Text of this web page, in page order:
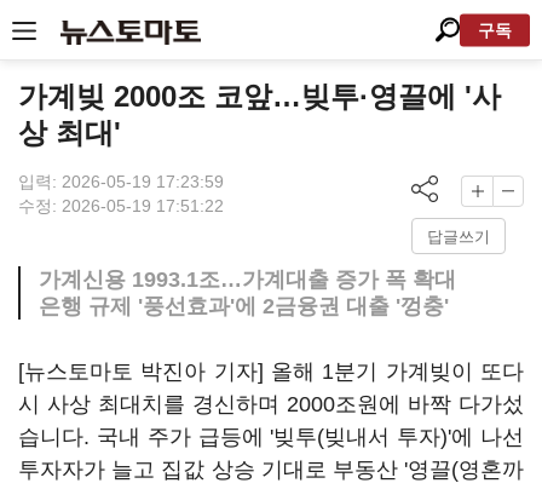
구독
가계빚 2000조 코앞…빚투·영끌에 '사
상 최대'
입력: 2026-05-19 17:23:59
수정: 2026-05-19 17:51:22
답글쓰기
가계신용 1993.1조…가계대출 증가 폭 확대
은행 규제 '풍선효과'에 2금융권 대출 '껑충'
[뉴스토마토 박진아 기자] 올해 1분기 가계빚이 또다
시 사상 최대치를 경신하며 2000조원에 바짝 다가섰
습니다. 국내 주가 급등에 '빚투(빚내서 투자)'에 나선
투자자가 늘고 집값 상승 기대로 부동산 '영끌(영혼까